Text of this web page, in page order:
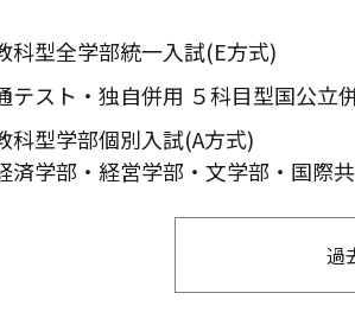
科型全学部統一入試(E方式)
テスト・独自併用 ５科目型国公立
科型学部個別入試(A方式)
済学部・経営学部・文学部・国際
過